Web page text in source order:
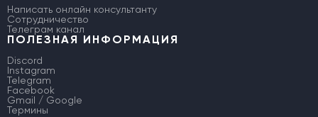
Написать онлайн консультанту
Сотрудничество
Телеграм канал
ПОЛЕЗНАЯ ИНФОРМАЦИЯ
Discord
Instagram
Telegram
Facebook
Gmail / Google
Термины